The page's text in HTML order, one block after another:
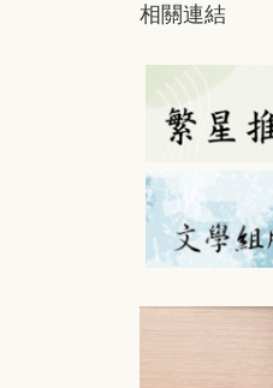
相關連結